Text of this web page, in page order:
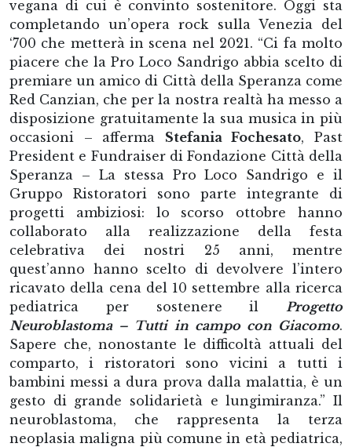
vegana di cui è convinto sostenitore. Oggi sta
completando un’opera rock sulla Venezia del
‘700 che metterà in scena nel 2021. “Ci fa molto
piacere che la Pro Loco Sandrigo abbia scelto di
premiare un amico di Città della Speranza come
Red Canzian, che per la nostra realtà ha messo a
disposizione gratuitamente la sua musica in più
occasioni – afferma Stefania Fochesato, Past
President e Fundraiser di Fondazione Città della
Speranza – La stessa Pro Loco Sandrigo e il
Gruppo Ristoratori sono parte integrante di
progetti ambiziosi: lo scorso ottobre hanno
collaborato alla realizzazione della festa
celebrativa dei nostri 25 anni, mentre
quest’anno hanno scelto di devolvere l’intero
ricavato della cena del 10 settembre alla ricerca
pediatrica per sostenere il Progetto
Neuroblastoma – Tutti in campo con Giacomo.
Sapere che, nonostante le difficoltà attuali del
comparto, i ristoratori sono vicini a tutti i
bambini messi a dura prova dalla malattia, è un
gesto di grande solidarietà e lungimiranza.” Il
neuroblastoma, che rappresenta la terza
neoplasia maligna più comune in età pediatrica,